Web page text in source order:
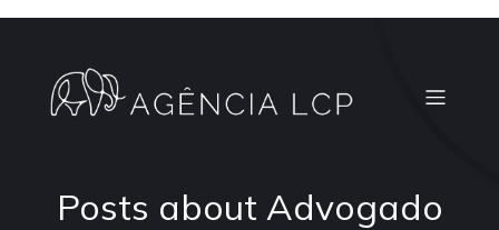
Posts about Advogado